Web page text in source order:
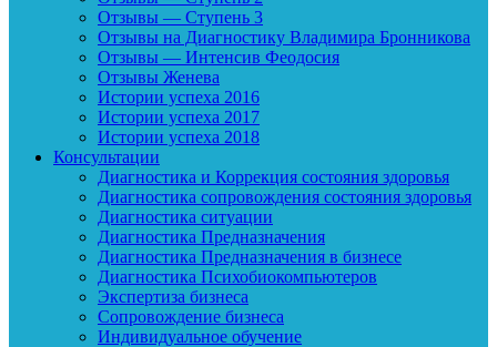
Отзывы — Ступень 3
Отзывы на Диагностику Владимира Бронникова
Отзывы — Интенсив Феодосия
Отзывы Женева
Истории успеха 2016
Истории успеха 2017
Истории успеха 2018
Консультации
Диагностика и Коррекция состояния здоровья
Диагностика сопровождения состояния здоровья
Диагностика ситуации
Диагностика Предназначения
Диагностика Предназначения в бизнесе
Диагностика Психобиокомпьютеров
Экспертиза бизнеса
Сопровождение бизнеса
Индивидуальное обучение